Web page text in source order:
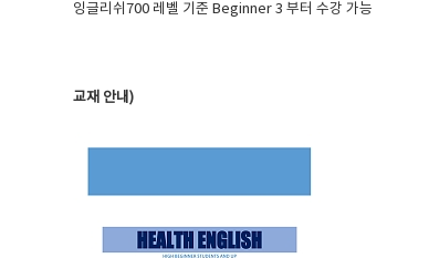
잉글리쉬700 레벨 기준 Beginner 3 부터 수강 가능​
교재 안내)